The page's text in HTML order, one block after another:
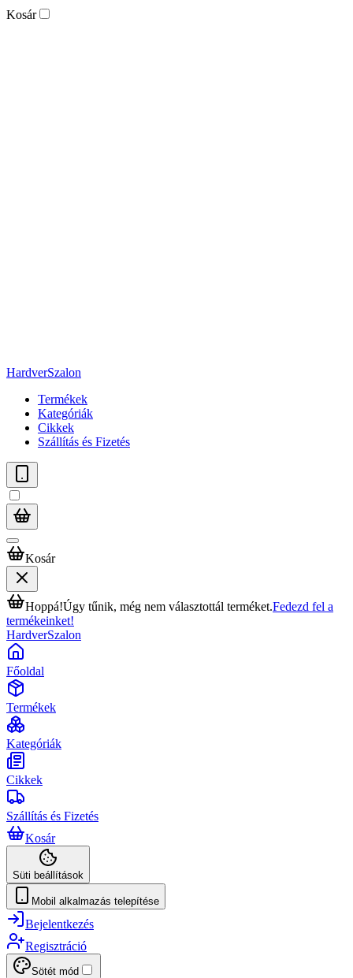
Kosár
HardverSzalon
Termékek
Kategóriák
Cikkek
Szállítás és Fizetés
Kosár
Hoppá!Úgy tűnik, még nem választottál terméket.Fedezd fel a
termékeinket!
HardverSzalon
Főoldal
Termékek
Kategóriák
Cikkek
Szállítás és Fizetés
Kosár
Süti beállítások
Mobil alkalmazás telepítése
Bejelentkezés
Regisztráció
Sötét mód